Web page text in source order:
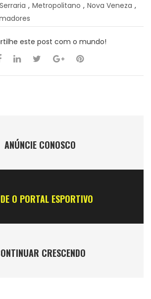
, Metropolitano , Nova Veneza ,
este post com o mundo!
ANÚNCIE CONOSCO
O PORTAL ESPORTIVO
CRESCENDO